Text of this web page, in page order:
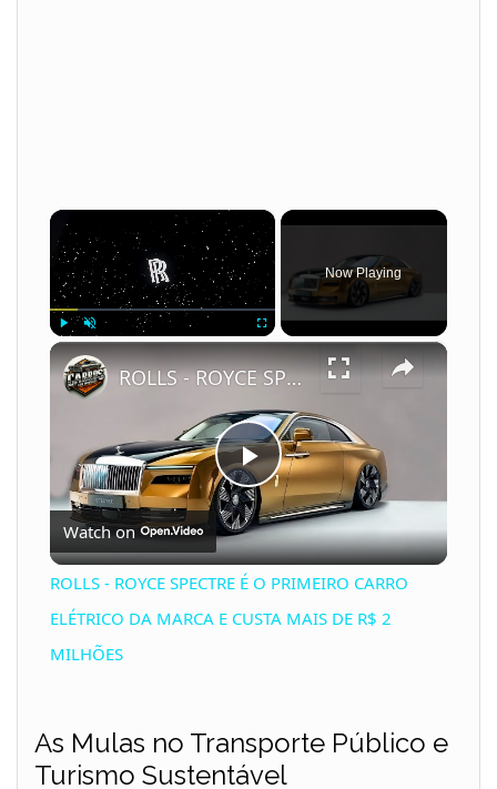
×
Now Playing
×
P
l
a
V
ROLLS - ROYCE SPECTRE É O PRIMEIRO CARRO ELÉTRICO DA MARCA E CUSTA MAIS DE R$ 2 MILHÕES
Watch on
ROLLS - ROYCE SPECTRE É O PRIMEIRO CARRO
ELÉTRICO DA MARCA E CUSTA MAIS DE R$ 2
MILHÕES
As Mulas no Transporte Público e
Turismo Sustentável